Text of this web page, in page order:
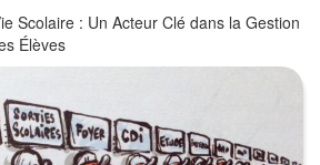
Scolaire : Un Acteur Clé dans la Gestion
Élèves